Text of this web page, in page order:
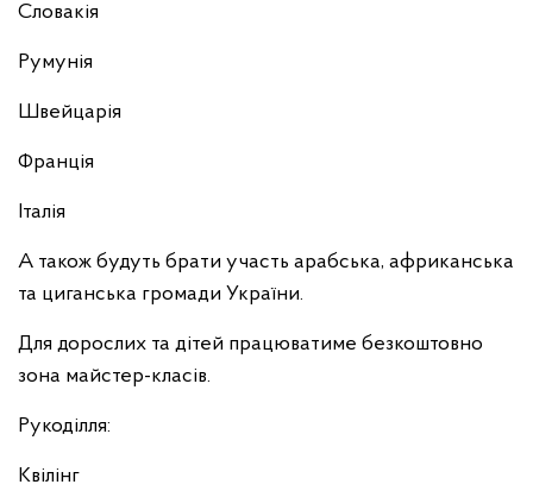
Словакія
Румунія
Швейцарія
Франція
Італія
А також будуть брати участь арабська, африканська
та циганська громади України.
Для дорослих та дітей працюватиме безкоштовно
зона майстер-класів.
Рукоділля:
Квілінг